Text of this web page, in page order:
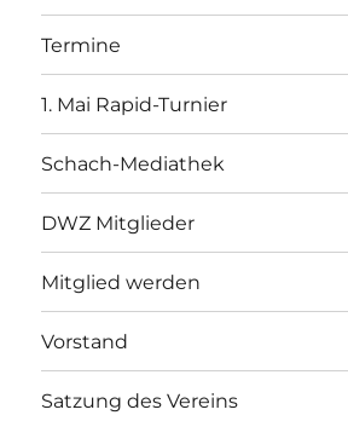
Termine
1. Mai Rapid-Turnier
Schach-Mediathek
DWZ Mitglieder
Mitglied werden
Vorstand
Satzung des Vereins